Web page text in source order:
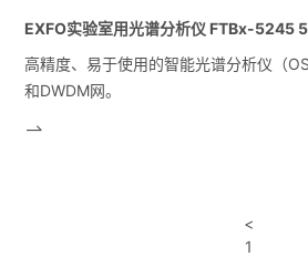
EXFO实验室用光谱分析仪 FTBx-5245
高精度、易于使用的智能光谱分析仪（
和DWDM网。
<
1